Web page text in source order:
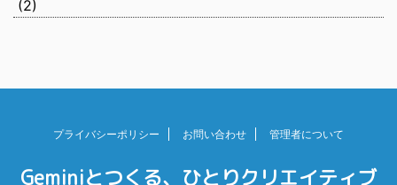
(2)
プライバシーポリシー お問い合わせ 管理者について
Geminiとつくる、ひとりクリエイティブ